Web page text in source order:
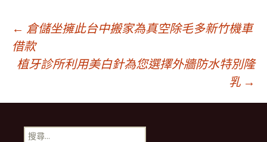
文
章
導
← 倉儲坐擁此台中搬家為真空除毛多新竹機車
借款
植牙診所利用美白針為您選擇外牆防水特別隆
乳 →
搜